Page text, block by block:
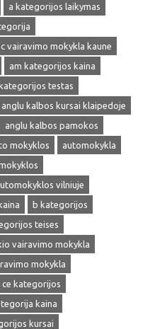
a kategorijos laikymas
vairavimo mokykla kaune
am kategorijos kaina
testas
anglu kalbos kursai klaipedoje
anglu kalbos pamokos
mokyklos
automokykla
vilniuje
b kategorijos
teises
vairavimo mokykla
mokykla
ce kategorijos
kaina
kursai